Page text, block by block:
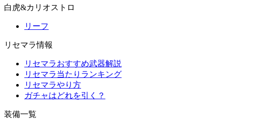
白虎&カリオストロ
リーフ
リセマラ情報
リセマラおすすめ武器解説
リセマラ当たりランキング
リセマラやり方
ガチャはどれを引く？
装備一覧